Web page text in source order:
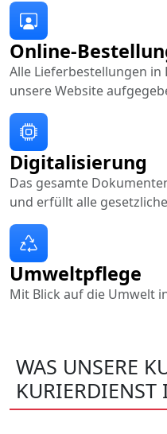
Online-
Alle Lieferbestellungen
unsere Website
Digitalisierung
Das gesamte
und erfüllt alle
Umweltpflege
Mit Blick auf die Umwelt
WAS UNSERE
KURIERDIENST